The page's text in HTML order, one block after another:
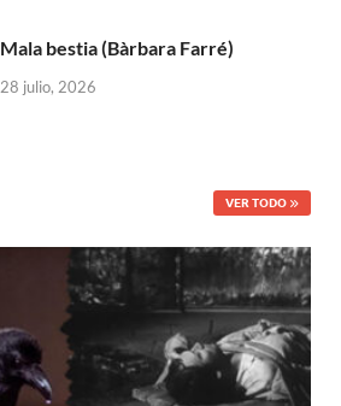
Mala bestia (Bàrbara Farré)
28 julio, 2026
VER TODO